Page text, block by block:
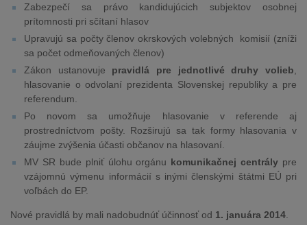
Zabezpečí sa právo kandidujúcich subjektov osobnej
prítomnosti pri sčítaní hlasov
Upravujú sa počty členov okrskových volebných komisií (zníži
sa počet odmeňovaných členov)
Zákon ustanovuje pravidlá pre jednotlivé druhy volieb
hlasovanie o odvolaní prezidenta Slovenskej republiky a pre
referendum.
Po novom sa umožňuje hlasovanie v referende aj
prostredníctvom pošty. Rozširujú sa tak formy hlasovania v
záujme zvýšenia účasti občanov na hlasovaní.
MV SR bude plniť úlohu orgánu komunikačnej centrály pre
vzájomnú výmenu informácií s inými členskými štátmi EÚ pri
voľbách do EP.
Nové pravidlá by mali nadobudnúť účinnosť od 1. januára 2014